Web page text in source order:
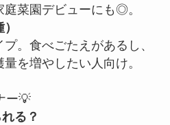
菜園デビューにも◎。
。食べごたえがあるし、
を増やしたい人向け。
ー💡
る？